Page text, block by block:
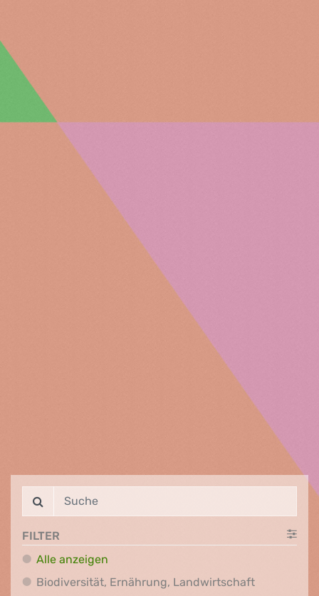
FILTER
Alle anzeigen
Biodiversität, Ernährung, Landwirtschaft